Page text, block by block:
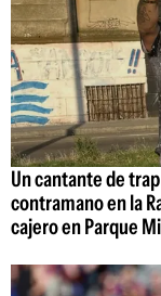
Un cantante de
contramano en la
cajero en Parque